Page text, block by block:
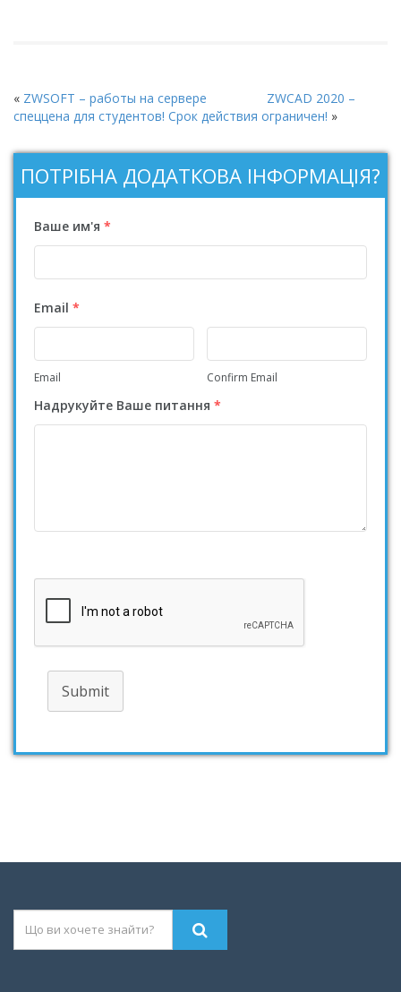
« ZWSOFT – работы на сервере
ZWCAD 2020 –
спеццена для студентов! Срок действия ограничен! »
ПОТРІБНА ДОДАТКОВА ІНФОРМАЦІЯ?
Ваше им'я *
Email *
Email Confirm Email
Надрукуйте Ваше питання *
Submit